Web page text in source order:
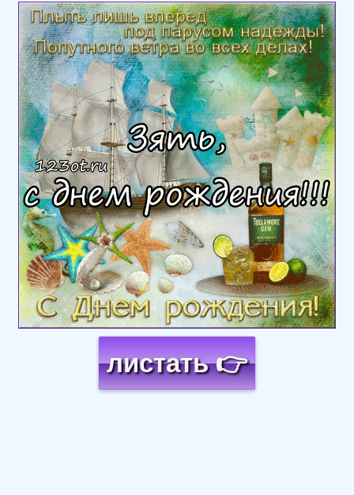
Загрузка картинки...
листать 👉